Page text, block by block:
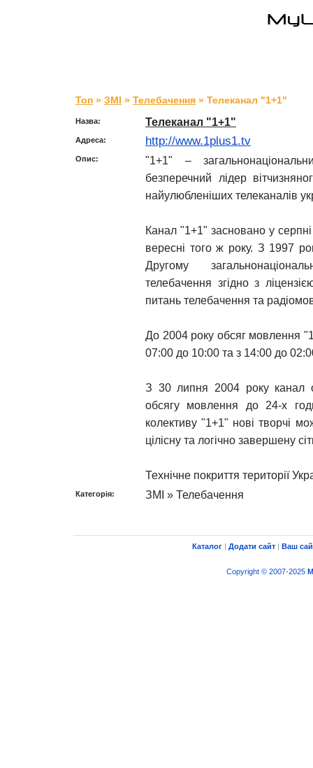
Топ » ЗМІ » Телебачення » Телеканал "1+1"
Назва: Телеканал "1+1"
Адреса: http://www.1plus1.tv
Опис:
"1+1" –
безперечний лідер
найулюбленіших телеканалів
Канал "1+1" засновано у
вересні того ж року. З 1997
Другому
телебачення згідно з
питань телебачення та
До 2004 року обсяг мовлення
07:00 до 10:00 та з 14:00 до
З 30 липня 2004 року канал
обсягу мовлення до 24-х
колективу "1+1" нові творчі
цілісну та логічно завершену
Технічне покриття території
Категорія: ЗМІ » Телебачення
Каталог | Додати сайт | Ваш
Copyright © 2007-2025